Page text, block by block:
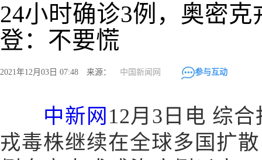
24小时确诊3例，奥密
登：不要慌
2021年12月03日 07:48 来源： 中国新闻网 参与互动
中新网 12月3日电 综
戎毒株继续在全球多国扩